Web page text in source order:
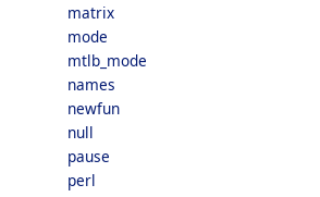
matrix
mode
mtlb_mode
names
newfun
null
pause
perl